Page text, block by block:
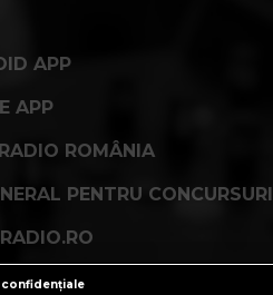
APP
APP
ROMÂNIA
PENTRU CONCURSURI
confidențiale